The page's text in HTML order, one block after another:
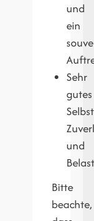
und
ein
Sehr
gutes
und
Bitte
beachte,